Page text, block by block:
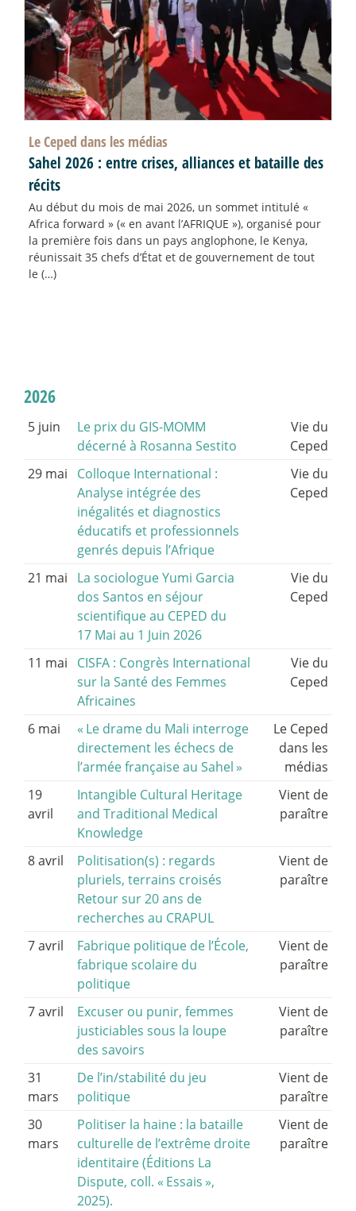
Le Ceped dans les médias
Sahel 2026 : entre crises, alliances et bataille des
récits
Au début du mois de mai 2026, un sommet intitulé «
Africa forward » (« en avant l’AFRIQUE »), organisé pour
la première fois dans un pays anglophone, le Kenya,
réunissait 35 chefs d’État et de gouvernement de tout
le (…)
2026
5 juin
Le prix du GIS-MOMM
décerné à Rosanna Sestito
Vie du
Ceped
29 mai
Colloque International :
Analyse intégrée des
inégalités et diagnostics
éducatifs et professionnels
genrés depuis l’Afrique
Vie du
Ceped
21 mai
La sociologue Yumi Garcia
dos Santos en séjour
scientifique au CEPED du
17 Mai au 1 Juin 2026
Vie du
Ceped
11 mai
CISFA : Congrès International
sur la Santé des Femmes
Africaines
Vie du
Ceped
6 mai « Le drame du Mali interroge
directement les échecs de
l’armée française au Sahel »
Le Ceped
dans les
médias
19
avril
Intangible Cultural Heritage
and Traditional Medical
Knowledge
Vient de
paraître
8 avril
Politisation(s) : regards
pluriels, terrains croisés
Retour sur 20 ans de
recherches au CRAPUL
Vient de
paraître
7 avril
Fabrique politique de l’École,
fabrique scolaire du
politique
Vient de
paraître
7 avril
Excuser ou punir, femmes
justiciables sous la loupe
des savoirs
Vient de
paraître
31
mars
De l’in/stabilité du jeu
politique
Vient de
paraître
30
mars
Politiser la haine : la bataille
culturelle de l’extrême droite
identitaire (Éditions La
Dispute, coll. « Essais »,
2025).
Vient de
paraître